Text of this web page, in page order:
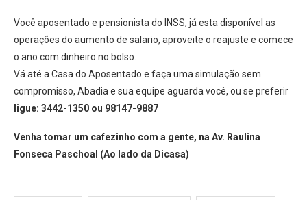
Você aposentado e pensionista do INSS, já esta disponível as
operações do aumento de salario, aproveite o reajuste e comece
o ano com dinheiro no bolso.
Vá até a Casa do Aposentado e faça uma simulação sem
compromisso, Abadia e sua equipe aguarda você, ou se preferir
ligue: 3442-1350 ou 98147-9887
Venha tomar um cafezinho com a gente, na Av. Raulina
Fonseca Paschoal (Ao lado da Dicasa)